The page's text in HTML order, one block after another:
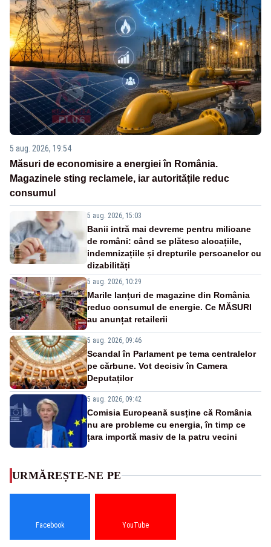
5 aug. 2026, 19:54
Măsuri de economisire a energiei în România.
Magazinele sting reclamele, iar autoritățile reduc
consumul
5 aug. 2026, 15:03
Banii intră mai devreme pentru milioane
de români: când se plătesc alocațiile,
indemnizațiile și drepturile persoanelor cu
dizabilități
5 aug. 2026, 10:29
Marile lanțuri de magazine din România
reduc consumul de energie. Ce MĂSURI
au anunțat retailerii
5 aug. 2026, 09:46
Scandal în Parlament pe tema centralelor
pe cărbune. Vot decisiv în Camera
Deputaților
5 aug. 2026, 09:42
Comisia Europeană susține că România
nu are probleme cu energia, în timp ce
țara importă masiv de la patru vecini
URMĂREȘTE-NE PE
Facebook YouTube